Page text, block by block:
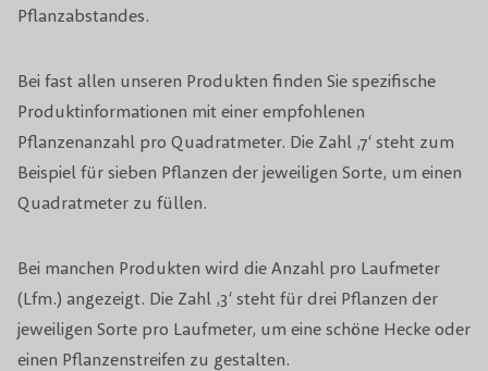
Pflanzabstandes.
Bei fast allen unseren Produkten finden Sie spezifische
Produktinformationen mit einer empfohlenen
Pflanzenanzahl pro Quadratmeter. Die Zahl ‚7‘ steht zum
Beispiel für sieben Pflanzen der jeweiligen Sorte, um einen
Quadratmeter zu füllen.
Bei manchen Produkten wird die Anzahl pro Laufmeter
(Lfm.) angezeigt. Die Zahl ‚3‘ steht für drei Pflanzen der
jeweiligen Sorte pro Laufmeter, um eine schöne Hecke oder
einen Pflanzenstreifen zu gestalten.